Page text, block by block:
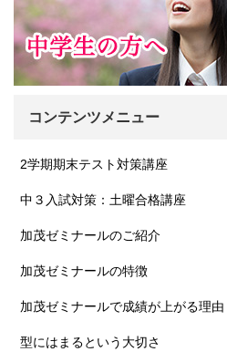
コンテンツメニュー
2学期期末テスト対策講座
中３入試対策：土曜合格講座
加茂ゼミナールのご紹介
加茂ゼミナールの特徴
加茂ゼミナールで成績が上がる理由
型にはまるという大切さ